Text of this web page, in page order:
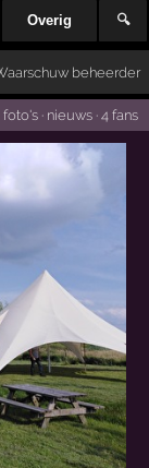
Overig 🔍
foto's· nieuws· 4 fans